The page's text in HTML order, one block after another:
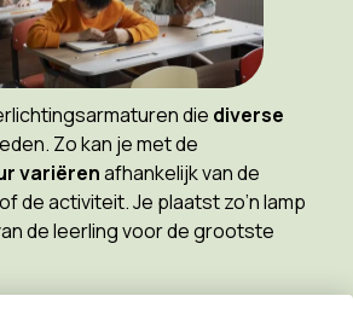
die diverse
Zo kan je met de
variërenafhankelijk van de
de activiteit. Je plaatst zo’n lamp
de leerling voor de grootste